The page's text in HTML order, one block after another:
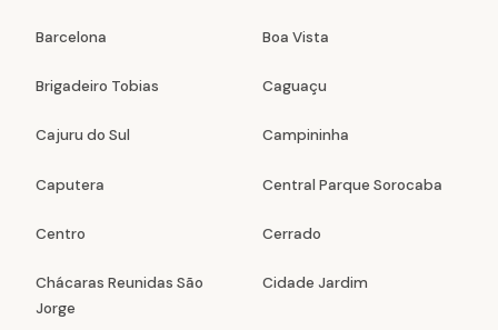
Barcelona Boa Vista
Brigadeiro Tobias Caguaçu
Cajuru do Sul Campininha
Caputera Central Parque Sorocaba
Centro Cerrado
Chácaras Reunidas São
Jorge
Cidade Jardim